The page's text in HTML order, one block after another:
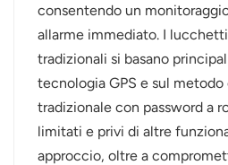
consentendo un
allarme immediato. I
tradizionali si basano
tecnologia GPS e sul
tradizionale con password a
limitati e privi di altre
approccio, oltre a